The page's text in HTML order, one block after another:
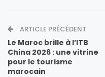
ARTICLE PRÉCÉDENT
Le Maroc brille à l’ITB
China 2026 : une vitrine
pour le tourisme
marocain